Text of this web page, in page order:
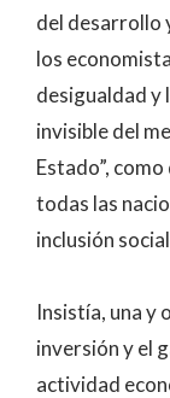
del desarrollo
los
desigualdad y
invisible del
Estado”,
todas las
inclusión
Insistía, una y
inversión y el
actividad